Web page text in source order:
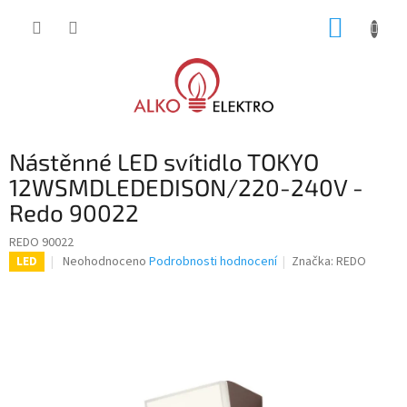
Nástěnné LED svítidlo TOKYO
12WSMDLEDEDISON/220-240V -
Redo 90022
REDO 90022
LED
Průměrné
Neohodnoceno Podrobnosti hodnocení Značka:REDO